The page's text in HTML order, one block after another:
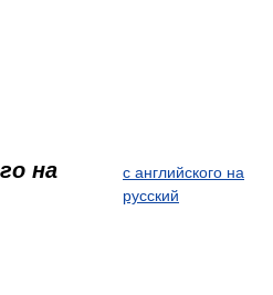
на
с английского на
русский